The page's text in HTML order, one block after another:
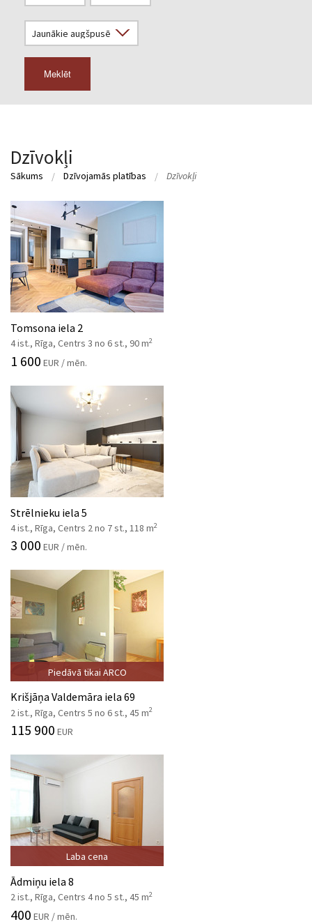
Meklēt
Dzīvokļi
Sākums Dzīvojamās platības Dzīvokļi
Tomsona iela 2
4 ist., Rīga, Centrs 3 no 6 st., 90 m2
1 600 EUR / mēn.
Strēlnieku iela 5
4 ist., Rīga, Centrs 2 no 7 st., 118 m2
3 000 EUR / mēn.
Piedāvā tikai ARCO
Krišjāņa Valdemāra iela 69
2 ist., Rīga, Centrs 5 no 6 st., 45 m2
115 900 EUR
Laba cena
Ādmiņu iela 8
2 ist., Rīga, Centrs 4 no 5 st., 45 m2
400 EUR / mēn.